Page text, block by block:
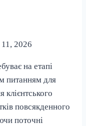
2026
на етапі
питанням для
клієнтського
повсякденного
поточні